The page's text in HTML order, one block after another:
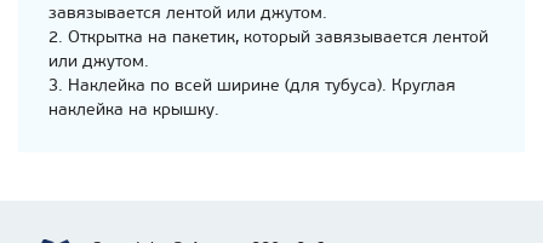
завязывается лентой или джутом.
2. Открытка на пакетик, который завязывается лентой
или джутом.
3. Наклейка по всей ширине (для тубуса). Круглая
наклейка на крышку.